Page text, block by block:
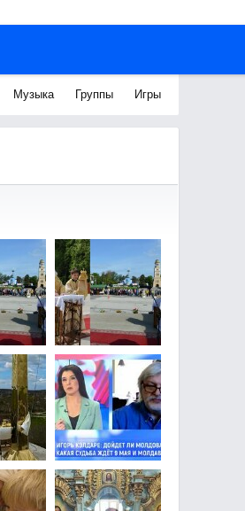
Музыка Группы Игры